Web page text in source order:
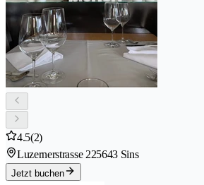
4.5(2)
Luzernerstrasse 225643 Sins
Jetzt buchen